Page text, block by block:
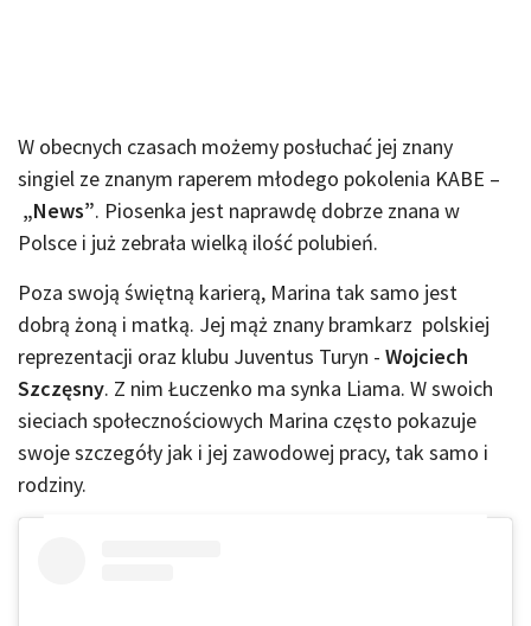
W obecnych czasach możemy posłuchać jej znany
singiel ze znanym raperem młodego pokolenia KABE –
„News”. Piosenka jest naprawdę dobrze znana w
Polsce i już zebrała wielką ilość polubień.
Poza swoją świętną karierą, Marina tak samo jest
dobrą żoną i matką. Jej mąż znany bramkarz polskiej
reprezentacji oraz klubu Juventus Turyn - Wojciech
Szczęsny. Z nim Łuczenko ma synka Liama. W swoich
sieciach społecznościowych Marina często pokazuje
swoje szczegóły jak i jej zawodowej pracy, tak samo i
rodziny.